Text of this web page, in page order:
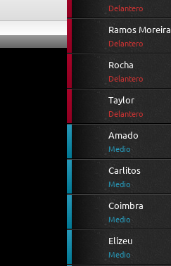
Delantero
Ramos Moreira
Delantero
Rocha
Delantero
Taylor
Delantero
Amado
Medio
Carlitos
Medio
Coimbra
Medio
Elizeu
Medio